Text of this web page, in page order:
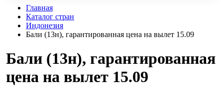
Главная
Каталог стран
Индонезия
Бали (13н), гарантированная цена на вылет 15.09
Бали (13н), гарантированная
цена на вылет 15.09